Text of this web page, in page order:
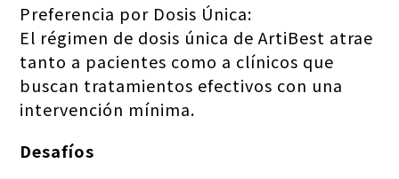
Preferencia por Dosis Única:
El régimen de dosis única de ArtiBest atrae
tanto a pacientes como a clínicos que
buscan tratamientos efectivos con una
intervención mínima.
Desafíos